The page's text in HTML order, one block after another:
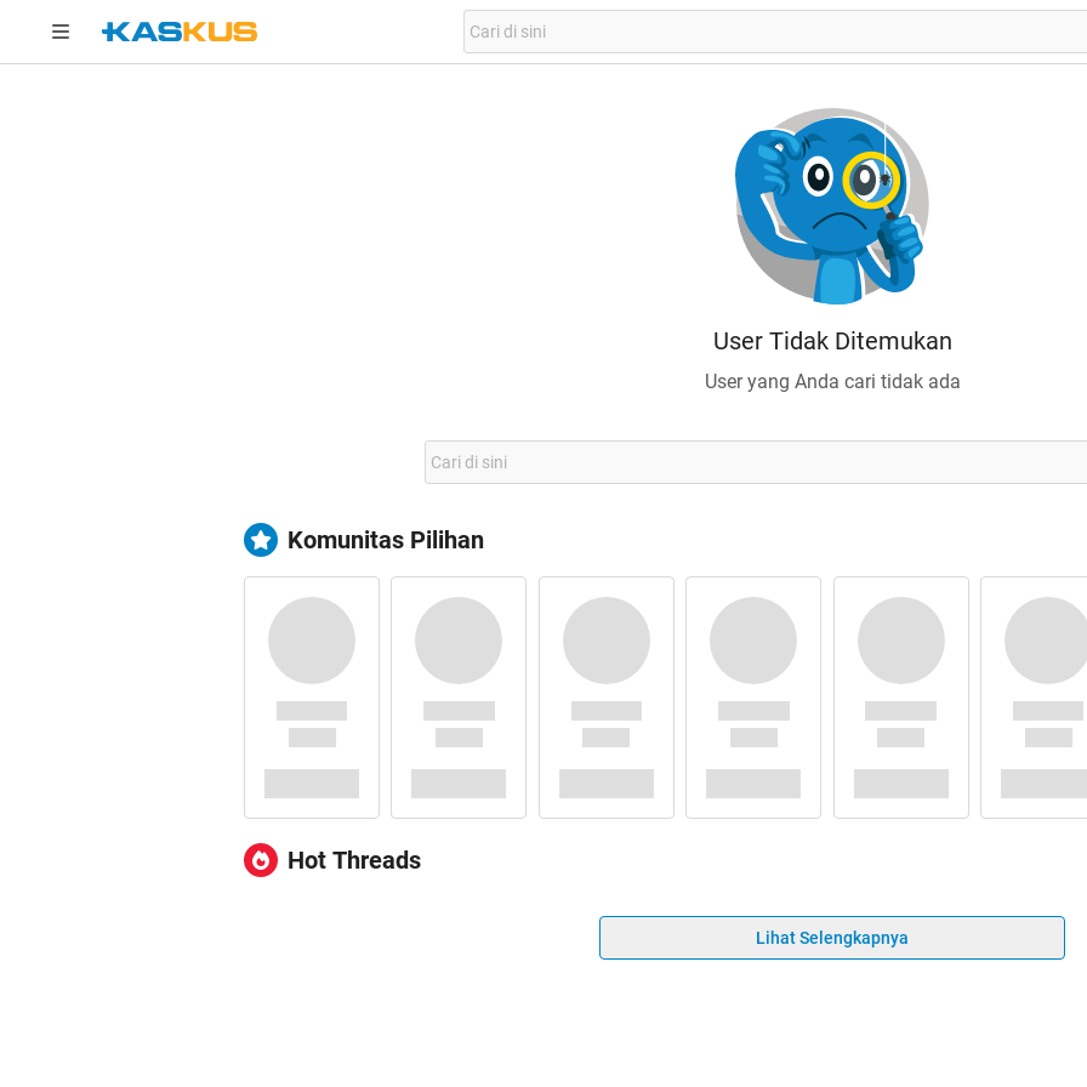
User Tidak Ditemukan
User yang Anda cari tidak ada
Komunitas Pilihan
Hot Threads
Lihat Selengkapnya